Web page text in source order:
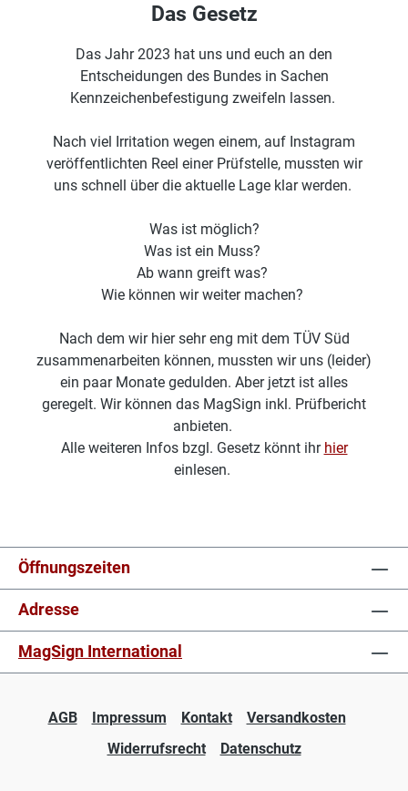
Das Gesetz
Das Jahr 2023 hat uns und euch an den
Entscheidungen des Bundes in Sachen
Kennzeichenbefestigung zweifeln lassen.
Nach viel Irritation wegen einem, auf Instagram
veröffentlichten Reel einer Prüfstelle, mussten wir
uns schnell über die aktuelle Lage klar werden.
Was ist möglich?
Was ist ein Muss?
Ab wann greift was?
Wie können wir weiter machen?
Nach dem wir hier sehr eng mit dem TÜV Süd
zusammenarbeiten können, mussten wir uns (leider)
ein paar Monate gedulden. Aber jetzt ist alles
geregelt. Wir können das MagSign inkl. Prüfbericht
anbieten.
Alle weiteren Infos bzgl. Gesetz könnt ihr hier
einlesen.
Öffnungszeiten
Adresse
MagSign International
AGB Impressum Kontakt
Versandkosten
Widerrufsrecht
Datenschutz